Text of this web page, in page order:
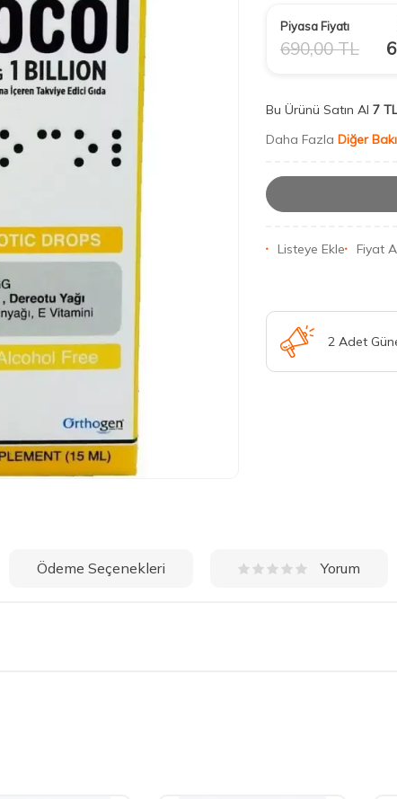
Piyasa Fiyatı
690,00TL
Bu Ürünü Satın Al 7
Daha Fazla Diğer
Listeye Ekle Fiyat
2 Adet
Ödeme Seçenekleri Yorum